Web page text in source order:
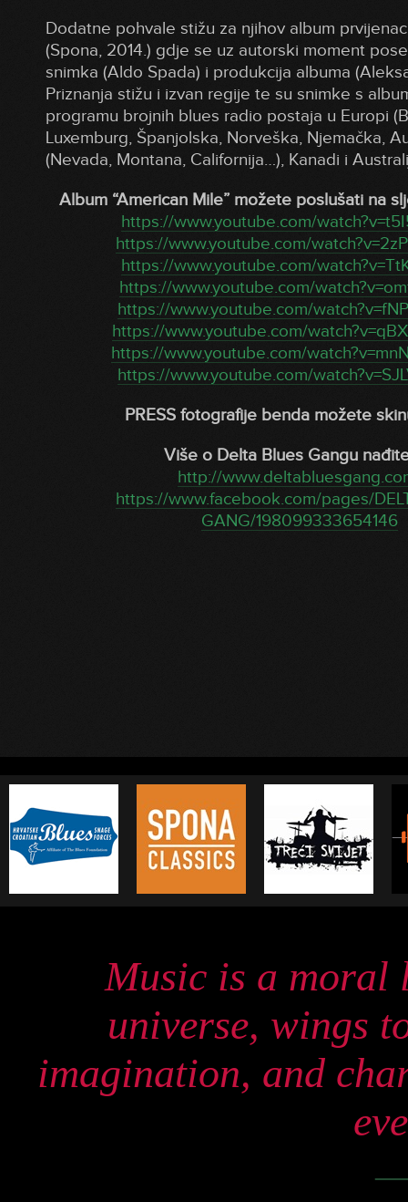
Dodatne pohvale stižu za njihov album
(Spona, 2014.) gdje se uz autorski moment
snimka (Aldo Spada) i produkcija albuma
Priznanja stižu i izvan regije te su snimke s
programu brojnih blues radio postaja u Europi
Luxemburg, Španjolska, Norveška, Njemačka,
(Nevada, Montana, Californija…), Kanadi i
Album “American Mile” možete poslušati na
https://www.youtube.com/
https://www.youtube.com/
https://www.youtube.com/
https://www.youtube.com/
https://www.youtube.com/
https://www.youtube.com/
https://www.youtube.com/
https://www.youtube.com/
PRESS fotografije benda možete
Više o Delta Blues Gangu
http://
https://www.facebook.com/pages/
GANG/198099333654146
Music is a moral
universe, wings
imagination, and
—